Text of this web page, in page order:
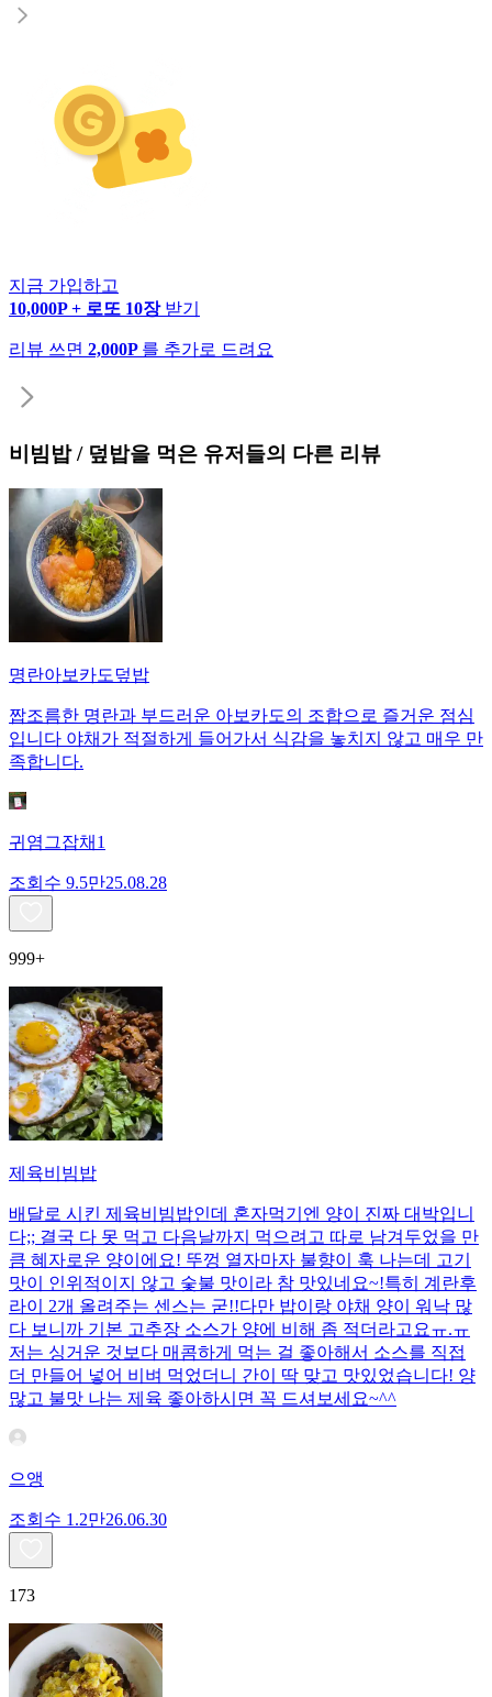
지금 가입하고
10,000P + 로또 10장 받기
리뷰 쓰면 2,000P 를 추가로 드려요
비빔밥 / 덮밥을 먹은 유저들의 다른 리뷰
명란아보카도덮밥
짭조름한 명란과 부드러운 아보카도의 조합으로 즐거운 점심
입니다 야채가 적절하게 들어가서 식감을 놓치지 않고 매우 만
족합니다.
귀염그잡채1
조회수 9.5만25.08.28
999+
제육비빔밥
배달로 시킨 제육비빔밥인데 혼자먹기엔 양이 진짜 대박입니
다;; 결국 다 못 먹고 다음날까지 먹으려고 따로 남겨두었을 만
큼 혜자로운 양이에요! 뚜껑 열자마자 불향이 훅 나는데 고기
맛이 인위적이지 않고 숯불 맛이라 참 맛있네요~!특히 계란후
라이 2개 올려주는 센스는 굳!! ​다만 밥이랑 야채 양이 워낙 많
다 보니까 기본 고추장 소스가 양에 비해 좀 적더라고요ㅠ.ㅠ
저는 싱거운 것보다 매콤하게 먹는 걸 좋아해서 소스를 직접
더 만들어 넣어 비벼 먹었더니 간이 딱 맞고 맛있었습니다! 양
많고 불맛 나는 제육 좋아하시면 꼭 드셔보세요~^^
으앵
조회수 1.2만26.06.30
173